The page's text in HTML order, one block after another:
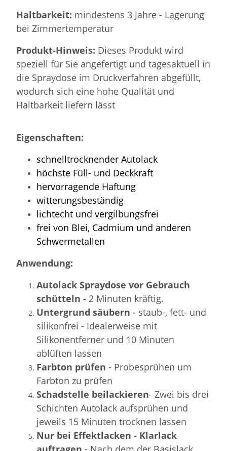
Haltbarkeit: mindestens 3 Jahre - Lagerung
bei Zimmertemperatur
Produkt-Hinweis: Dieses Produkt wird
speziell für Sie angefertigt und tagesaktuell in
die Spraydose im Druckverfahren abgefüllt,
wodurch sich eine hohe Qualität und
Haltbarkeit liefern lässt
Eigenschaften:
schnelltrocknender Autolack
höchste Füll- und Deckkraft
hervorragende Haftung
witterungsbeständig
lichtecht und vergilbungsfrei
frei von Blei, Cadmium und anderen
Schwermetallen
Anwendung:
Autolack Spraydose vor Gebrauch
schütteln - 2 Minuten kräftig.
Untergrund säubern - staub-, fett- und
silikonfrei - Idealerweise mit
Silikonentferner und 10 Minuten
ablüften lassen
Farbton prüfen - Probesprühen um
Farbton zu prüfen
Schadstelle beilackieren- Zwei bis drei
Schichten Autolack aufsprühen und
jeweils 15 Minuten trocknen lassen
Nur bei Effektlacken - Klarlack